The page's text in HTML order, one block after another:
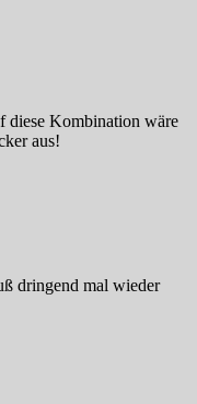
diese Kombination wäre
aus!
dringend mal wieder